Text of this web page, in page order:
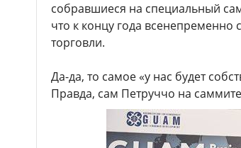
собравшиеся на специальный
что к концу года всенепременно
торговли.
Да-да, то самое «у нас будет
Правда, сам Петруччо на